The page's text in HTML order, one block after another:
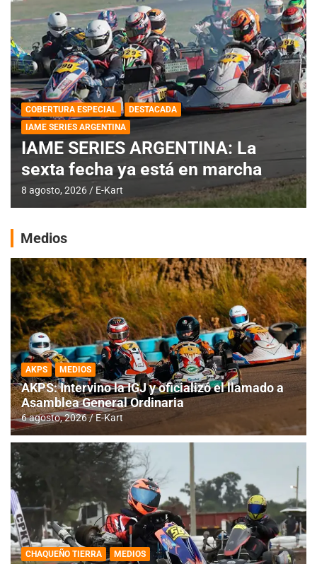
COBERTURA ESPECIAL
DESTACADA
IAME SERIES ARGENTINA
IAME SERIES ARGENTINA: La
sexta fecha ya está en marcha
8 agosto, 2026 E-Kart
Medios
AKPS MEDIOS
AKPS: Intervino la IGJ y oficializó el llamado a
Asamblea General Ordinaria
6 agosto, 2026 E-Kart
CHAQUEÑO TIERRA MEDIOS